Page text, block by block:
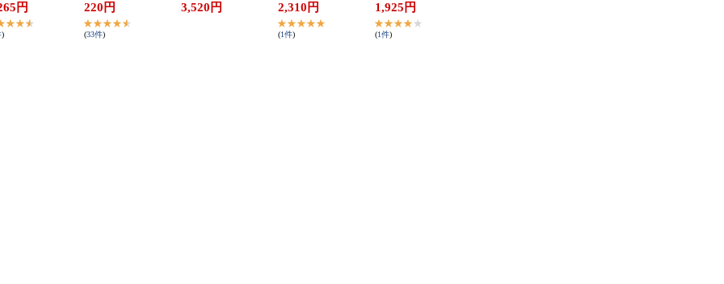
円
)
220 円
(33件)
3,520 円 2,310 円
(1件)
1,925 円
(1件)